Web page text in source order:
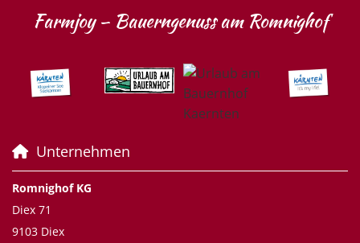
Farmjoy – Bauerngenuss am Romnighof
Unternehmen
Romnighof KG
Diex 71
9103 Diex